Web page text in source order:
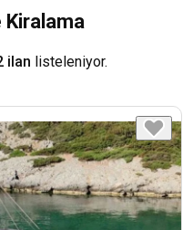
Kiralama
ilan listeleniyor.